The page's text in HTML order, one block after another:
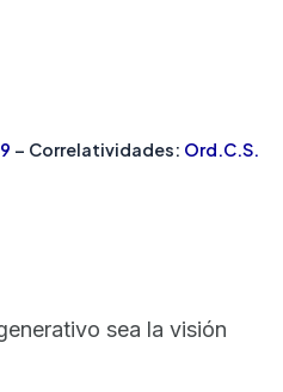
– Correlatividades: Ord.C.S.
sea la visión